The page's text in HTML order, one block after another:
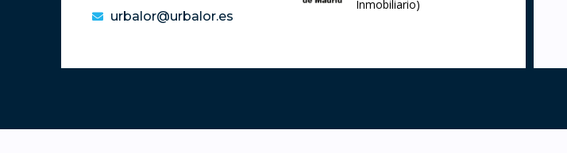
urbalor@urbalor.es
Inmobiliario)